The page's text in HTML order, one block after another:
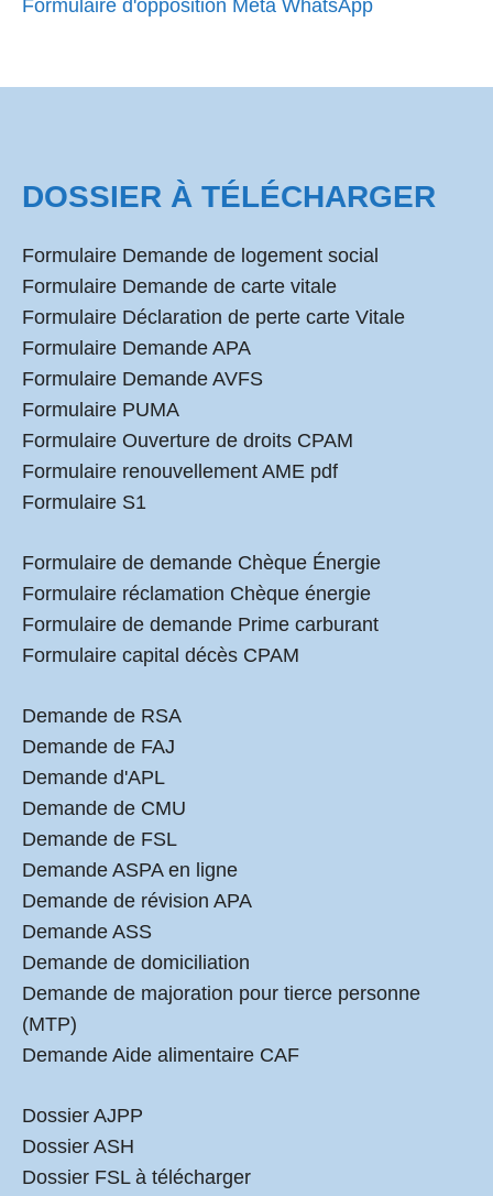
Formulaire d'opposition Meta WhatsApp
DOSSIER À TÉLÉCHARGER
Formulaire Demande de logement social
Formulaire Demande de carte vitale
Formulaire Déclaration de perte carte Vitale
Formulaire Demande APA
Formulaire Demande AVFS
Formulaire PUMA
Formulaire Ouverture de droits CPAM
Formulaire renouvellement AME pdf
Formulaire S1
Formulaire de demande Chèque Énergie
Formulaire réclamation Chèque énergie
Formulaire de demande Prime carburant
Formulaire capital décès CPAM
Demande de RSA
Demande de FAJ
Demande d'APL
Demande de CMU
Demande de FSL
Demande ASPA en ligne
Demande de révision APA
Demande ASS
Demande de domiciliation
Demande de majoration pour tierce personne
(MTP)
Demande Aide alimentaire CAF
Dossier AJPP
Dossier ASH
Dossier FSL à télécharger